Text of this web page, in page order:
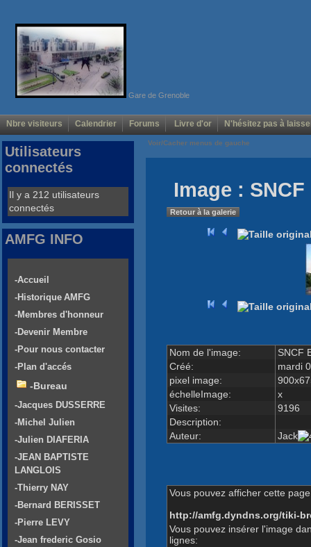
Gare de Grenoble
Nbre visiteurs Calendrier Forums Livre d'or N'hésitez pas à
Voir/Cacher menus de gauche
Image : SNCF
Retour à la galerie
Nom de l'image:
SNCF
Créé:
mardi
pixel image:
échelleImage:
x
Visites:
9196
Description:
Auteur:
Jack
Vous pouvez afficher cette
http://amfg.dyndns.org/tiki-
Vous pouvez insérer l'image
lignes:
Utilisateurs
connectés
Il y a 212 utilisateurs
connectés
AMFG INFO
-Accueil
-Historique AMFG
-Membres d'honneur
-Devenir Membre
-Pour nous contacter
-Plan d'accés
-Bureau
-Jacques DUSSERRE
-Michel Julien
-Julien DIAFERIA
-JEAN BAPTISTE
LANGLOIS
-Thierry NAY
-Bernard BERISSET
-Pierre LEVY
-Jean frederic Gosio